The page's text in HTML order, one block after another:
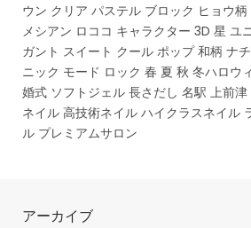
ウン クリア パステル ブロック ヒョウ
メシアン ロココ キャラクター 3D 星 ユ
ガント スイート クール ポップ 和柄 ナ
ニック モード ロック 春 夏 秋 冬ハロウ
婚式 ソフトジェル 長さだし 名駅 上前
ネイル 高技術ネイル ハイクラスネイル
ル プレミアムサロン
アーカイブ